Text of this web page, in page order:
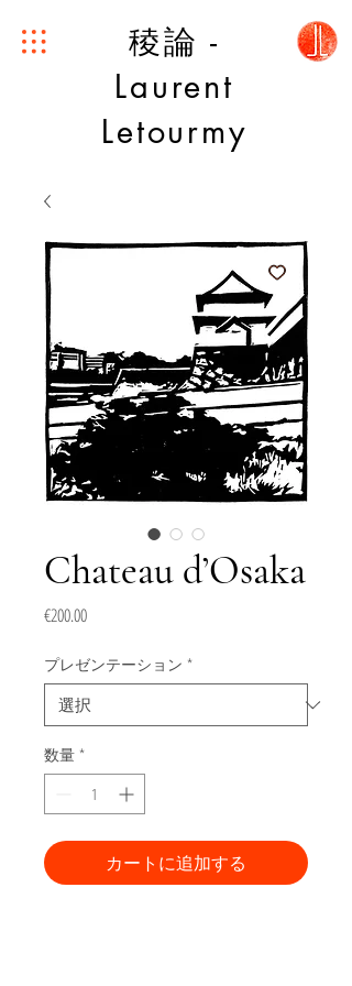
稜論 -
Laurent
Letourmy
Chateau d’Osaka
€200.00価
プレゼンテーション *
数量 *
カートに追加する